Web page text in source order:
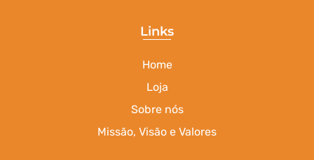
Links
Home
Loja
Sobre nós
Missão, Visão e Valores